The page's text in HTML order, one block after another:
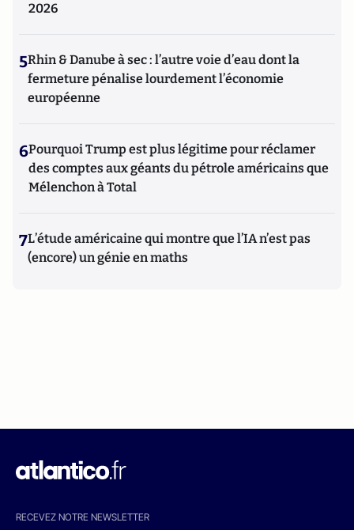
2026
5Rhin & Danube à sec : l’autre voie d’eau dont la
fermeture pénalise lourdement l’économie
européenne
6Pourquoi Trump est plus légitime pour réclamer
des comptes aux géants du pétrole américains que
Mélenchon à Total
7L’étude américaine qui montre que l’IA n’est pas
(encore) un génie en maths
RECEVEZ NOTRE NEWSLETTER